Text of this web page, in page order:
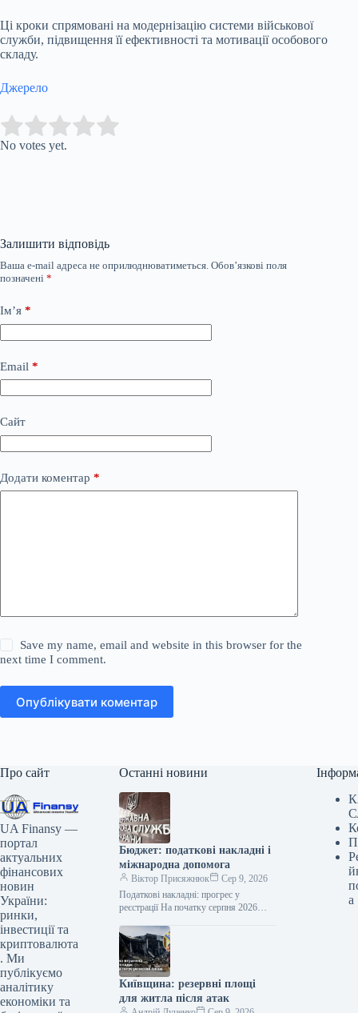
Ці кроки спрямовані на модернізацію системи військової
служби, підвищення її ефективності та мотивації особового
складу.
Джерело
Rate this item:
No votes yet.
Залишити відповідь
Ваша e-mail адреса не оприлюднюватиметься. Обов’язкові поля
позначені *
Ім’я *
Email *
Сайт
Додати коментар *
Save my name, email and website in this browser for the
next time I comment.
Опублікувати коментар
Про сайт
UA Finansy —
портал
актуальних
фінансових
новин
України:
ринки,
інвестиції та
криптовалюта
. Ми
публікуємо
аналітику
економіки та
Останні новини
Бюджет: податкові накладні і
міжнародна допомога
Віктор Присяжнюк
Сер 9, 2026
Податкові накладні: прогрес у
реєстрації На початку серпня 2026
реєстрація яких була призупинена,
становить лише 0,16%.…
Київщина: резервні площі
для житла після атак
а